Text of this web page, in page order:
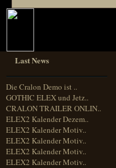
Last News
Die Cralon Demo ist ..
GOTHIC ELEX und Jetz..
CRALON TRAILER ONLIN..
ELEX2 Kalender Dezem..
ELEX2 Kalender Motiv..
ELEX2 Kalender Motiv..
ELEX2 Kalender Motiv..
ELEX2 Kalender Motiv..